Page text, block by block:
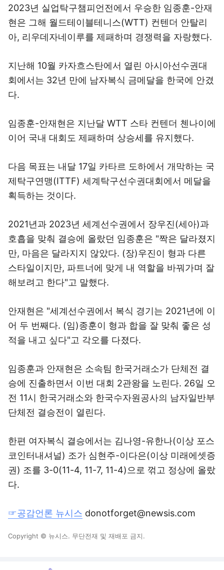
2023년 실업탁구챔피언전에서 우승한 임종훈-안재
현은 그해 월드테이블테니스(WTT) 컨텐더 안탈리
아, 리우데자네이루를 제패하며 경쟁력을 자랑했다.
지난해 10월 카자흐스탄에서 열린 아시아선수권대
회에서는 32년 만에 남자복식 금메달을 한국에 안겼
다.
임종훈-안재현은 지난달 WTT 스타 컨텐더 첸나이에
이어 국내 대회도 제패하며 상승세를 유지했다.
다음 목표는 내달 17일 카타르 도하에서 개막하는 국
제탁구연맹(ITTF) 세계탁구선수권대회에서 메달을
획득하는 것이다.
2021년과 2023년 세계선수권에서 장우진(세아)과
호흡을 맞춰 결승에 올랐던 임종훈은 "짝은 달라졌지
만, 마음은 달라지지 않았다. (장)우진이 형과 다른
스타일이지만, 파트너에 맞게 내 역할을 바꿔가며 잘
해보려고 한다"고 말했다.
안재현은 "세계선수권에서 복식 경기는 2021년에 이
어 두 번째다. (임)종훈이 형과 합을 잘 맞춰 좋은 성
적을 내고 싶다"고 각오를 다졌다.
임종훈과 안재현은 소속팀 한국거래소가 단체전 결
승에 진출하면서 이번 대회 2관왕을 노린다. 26일 오
전 11시 한국거래소와 한국수자원공사의 남자일반부
단체전 결승전이 열린다.
한편 여자복식 결승에서는 김나영-유한나(이상 포스
코인터내셔널) 조가 심현주-이다은(이상 미래에셋증
권) 조를 3-0(11-4, 11-7, 11-4)으로 꺾고 정상에 올랐
다.
☞공감언론 뉴시스 donotforget@newsis.com
Copyright © 뉴시스. 무단전재 및 재배포 금지.